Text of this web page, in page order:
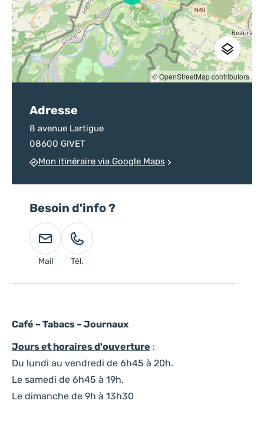
Café – Tabacs – Journaux
Jours et horaires d'ouverture :
Du lundi au vendredi de 6h45 à 20h.
Le samedi de 6h45 à 19h.
Le dimanche de 9h à 13h30
© OpenStreetMap contributors
Adresse
8 avenue Lartigue
08600 GIVET
Mon itinéraire via Google Maps
Besoin d'info ?
Mail Tél.